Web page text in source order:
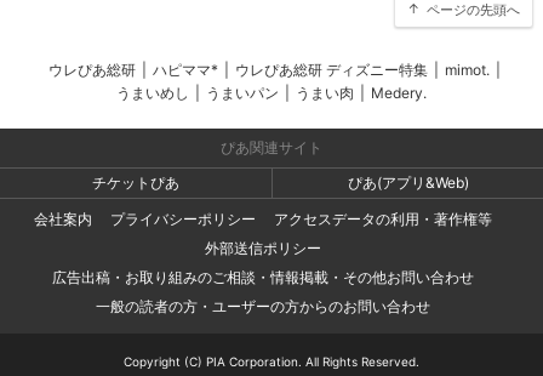
ページの先頭へ
ウレぴあ総研 ハピママ* ウレぴあ総研 ディズニー特集 mimot.
うまいめし
うまいパン うまい肉 Medery.
ぴあ関連サイト
チケットぴあ
ぴあ(アプリ&Web)
会社案内
プライバシーポリシー
アクセスデータの利用・著作権等
外部送信ポリシー
広告出稿・お取り組みのご相談・情報掲載・その他お問い合わせ
一般の読者の方・ユーザーの方からのお問い合わせ
Copyright (C) PIA Corporation. All Rights Reserved.